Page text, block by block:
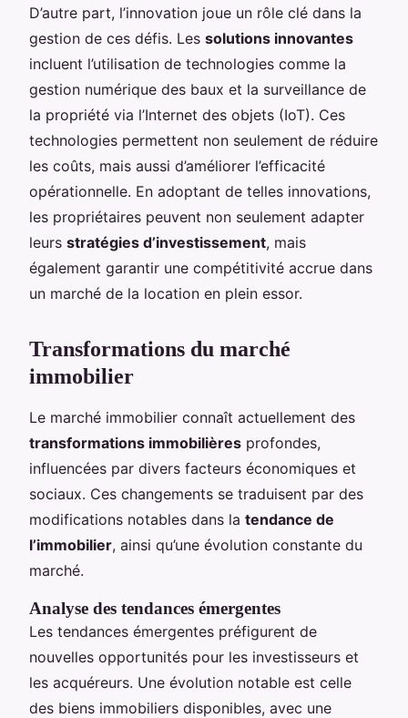
D’autre part, l’innovation joue un rôle clé dans la
gestion de ces défis. Les solutions innovantes
incluent l’utilisation de technologies comme la
gestion numérique des baux et la surveillance de
la propriété via l’Internet des objets (IoT). Ces
technologies permettent non seulement de réduire
les coûts, mais aussi d’améliorer l’efficacité
opérationnelle. En adoptant de telles innovations,
les propriétaires peuvent non seulement adapter
leurs stratégies d’investissement, mais
également garantir une compétitivité accrue dans
un marché de la location en plein essor.
Transformations du marché
immobilier
Le marché immobilier connaît actuellement des
transformations immobilières profondes,
influencées par divers facteurs économiques et
sociaux. Ces changements se traduisent par des
modifications notables dans la tendance de
l’immobilier, ainsi qu’une évolution constante du
marché.
Analyse des tendances émergentes
Les tendances émergentes préfigurent de
nouvelles opportunités pour les investisseurs et
les acquéreurs. Une évolution notable est celle
des biens immobiliers disponibles, avec une